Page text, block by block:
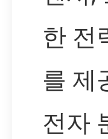
한 전
를 제
전자